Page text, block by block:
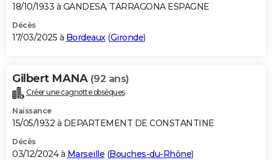
18/10/1933 à GANDESA, TARRAGONA ESPAGNE
Décès
17/03/2025 à Bordeaux(Gironde)
Gilbert MANA (92 ans)
Créer une cagnotte obsèques
Naissance
15/05/1932 à DEPARTEMENT DE CONSTANTINE
Décès
03/12/2024 à Marseille (Bouches-du-Rhône)